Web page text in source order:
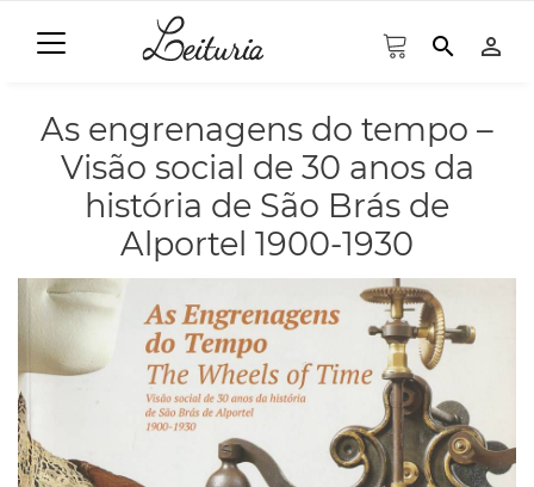
search person_outline
As engrenagens do tempo –
Visão social de 30 anos da
história de São Brás de
Alportel 1900-1930